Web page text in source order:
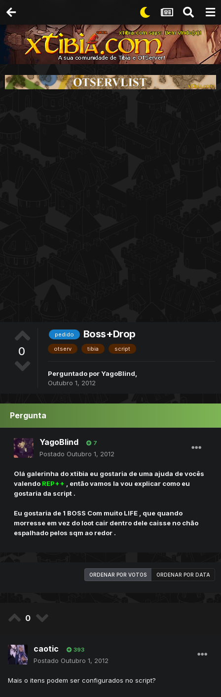
0
pedido Boss+Drop
otserv tibia script
Perguntado porYagoBlind
Outubro 1, 2012
Pergunta
YagoBlind 7
Postado Outubro 1, 2012
Olá galerinha do xtibia eu gostaria de uma ajuda de vocês
valendo REP++ , então vamos la vou explicar como eu
gostaria da script .
Eu gostaria de 1 BOSS Com muito LIFE , que quando
morresse em vez do loot cair dentro dele caisse no chão
espalhado pelos sqm ao redor .
ORDENAR POR VOTOS ORDENAR POR DATA
0
caotic 393
Postado Outubro 1, 2012
Mais o itens podem ser configurados no script?